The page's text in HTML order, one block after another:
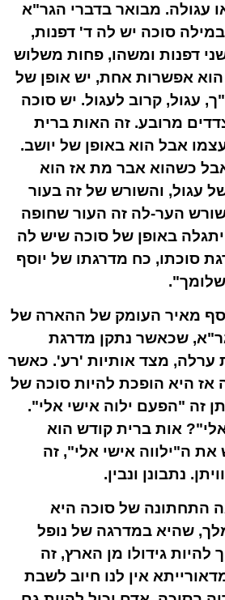
עגולה. מבואר בדברי הגר"א
סוכה יש לה ד' דפנות,
דפנות ומשהו, פחות משלוש
אפשרות אחת, יש אופן של
עגול, קרוב לעגול. יש סוכה
מרובע. זה האות ברית
אבל הוא באופן של יושב.
כשהוא אבר מת אז הוא
עגול, והשורש של זה בעור
הער-לה זה העור שחופה
באופן של סוכה שיש לה
סוכתו, כח מדרגתו של יוסף
שלומך".
מאיר העומק של ההארה של
שכאשר נתקן מדרגת
ערלה, מצד אותיות 'רע'. כאשר
אז היא הופכת להיות סוכה של
זה "הפעם ילוה אישי אלי".
אות ברית קודש הוא
ה"ילווה אישי אלי", זה
נתבונן ונבין.
התחתונה של סוכה היא
שהיא במדרגה של נופל
גידולו מן הארץ, זה
אין לנו חיוב לשבת